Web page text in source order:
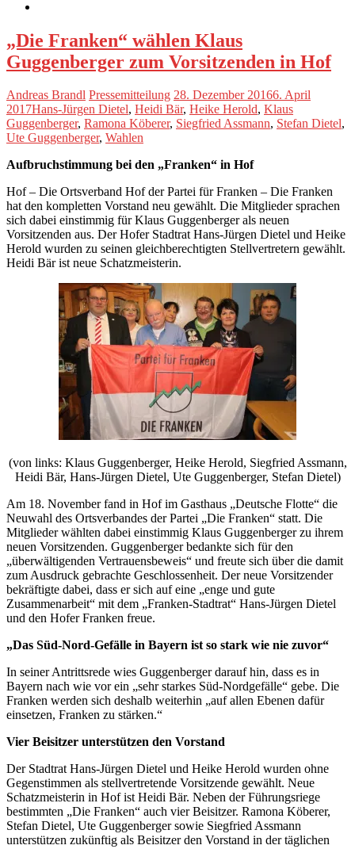
„Die Franken“ wählen Klaus
Guggenberger zum Vorsitzenden in Hof
Andreas Brandl Pressemitteilung 28. Dezember 20166. April
2017Hans-Jürgen Dietel, Heidi Bär, Heike Herold, Klaus
Guggenberger, Ramona Köberer, Siegfried Assmann, Stefan Dietel,
Ute Guggenberger, Wahlen
Aufbruchstimmung bei den „Franken“ in Hof
Hof – Die Ortsverband Hof der Partei für Franken – Die Franken
hat den kompletten Vorstand neu gewählt. Die Mitglieder sprachen
sich dabei einstimmig für Klaus Guggenberger als neuen
Vorsitzenden aus. Der Hofer Stadtrat Hans-Jürgen Dietel und Heike
Herold wurden zu seinen gleichberechtigten Stellvertretern gewählt.
Heidi Bär ist neue Schatzmeisterin.
(von links: Klaus Guggenberger, Heike Herold, Siegfried Assmann,
Heidi Bär, Hans-Jürgen Dietel, Ute Guggenberger, Stefan Dietel)
Am 18. November fand in Hof im Gasthaus „Deutsche Flotte“ die
Neuwahl des Ortsverbandes der Partei „Die Franken“ statt. Die
Mitglieder wählten dabei einstimmig Klaus Guggenberger zu ihrem
neuen Vorsitzenden. Guggenberger bedankte sich für den
„überwältigenden Vertrauensbeweis“ und freute sich über die damit
zum Ausdruck gebrachte Geschlossenheit. Der neue Vorsitzender
bekräftigte dabei, dass er sich auf eine „enge und gute
Zusammenarbeit“ mit dem „Franken-Stadtrat“ Hans-Jürgen Dietel
und den Hofer Franken freue.
„Das Süd-Nord-Gefälle in Bayern ist so stark wie nie zuvor“
In seiner Antrittsrede wies Guggenberger darauf hin, dass es in
Bayern nach wie vor ein „sehr starkes Süd-Nordgefälle“ gebe. Die
Franken werden sich deshalb weiterhin „auf allen Ebenen dafür
einsetzen, Franken zu stärken.“
Vier Beisitzer unterstützen den Vorstand
Der Stadtrat Hans-Jürgen Dietel und Heike Herold wurden ohne
Gegenstimmen als stellvertretende Vorsitzende gewählt. Neue
Schatzmeisterin in Hof ist Heidi Bär. Neben der Führungsriege
bestimmten „Die Franken“ auch vier Beisitzer. Ramona Köberer,
Stefan Dietel, Ute Guggenberger sowie Siegfried Assmann
unterstützen zukünftig als Beisitzer den Vorstand in der täglichen